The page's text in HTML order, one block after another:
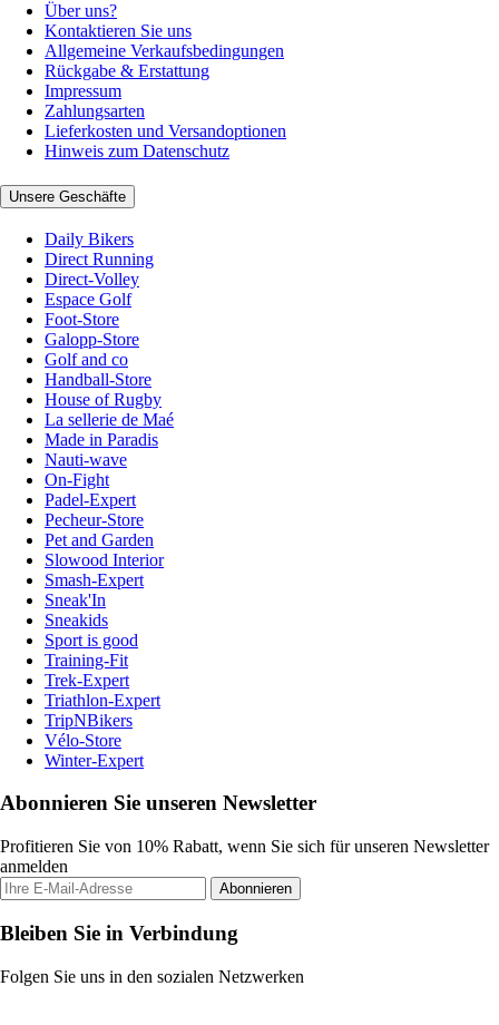
Über uns?
Kontaktieren Sie uns
Allgemeine Verkaufsbedingungen
Rückgabe & Erstattung
Impressum
Zahlungsarten
Lieferkosten und Versandoptionen
Hinweis zum Datenschutz
Unsere Geschäfte
Daily Bikers
Direct Running
Direct-Volley
Espace Golf
Foot-Store
Galopp-Store
Golf and co
Handball-Store
House of Rugby
La sellerie de Maé
Made in Paradis
Nauti-wave
On-Fight
Padel-Expert
Pecheur-Store
Pet and Garden
Slowood Interior
Smash-Expert
Sneak'In
Sneakids
Sport is good
Training-Fit
Trek-Expert
Triathlon-Expert
TripNBikers
Vélo-Store
Winter-Expert
Abonnieren Sie unseren Newsletter
Profitieren Sie von 10% Rabatt, wenn Sie sich für unseren Newsletter
anmelden
Abonnieren
Bleiben Sie in Verbindung
Folgen Sie uns in den sozialen Netzwerken